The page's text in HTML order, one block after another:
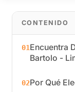
CONTENIDO
01Encuentra
Bartolo -
02Por Qué